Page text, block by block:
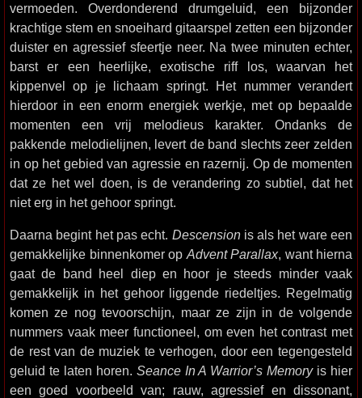
vermoeden. Overdonderend drumgeluid, een bijzonder
krachtige stem en snoeihard gitaarspel zetten een bijzonder
duister en agressief sfeertje neer. Na twee minuten echter,
barst er een heerlijke, exotische riff los, waarvan het
kippenvel op je lichaam springt. Het nummer verandert
hierdoor in een enorm energiek werkje, met op bepaalde
momenten een vrij melodieus karakter. Ondanks de
pakkende melodielijnen, levert de band slechts zeer zelden
in op het gebied van agressie en razernij. Op de momenten
dat ze het wel doen, is de verandering zo subtiel, dat het
niet erg in het gehoor springt.
Daarna begint het pas echt. Descensionis als het ware een
gemakkelijke binnenkomer op Advent Parallax, want hierna
gaat de band heel diep en hoor je steeds minder vaak
gemakkelijk in het gehoor liggende riedeltjes. Regelmatig
komen ze nog tevoorschijn, maar ze zijn in de volgende
nummers vaak meer functioneel, om even het contrast met
de rest van de muziek te verhogen, door een tegengesteld
geluid te laten horen. Seance In A Warrior’s Memoryis hier
een goed voorbeeld van; rauw, agressief en dissonant,